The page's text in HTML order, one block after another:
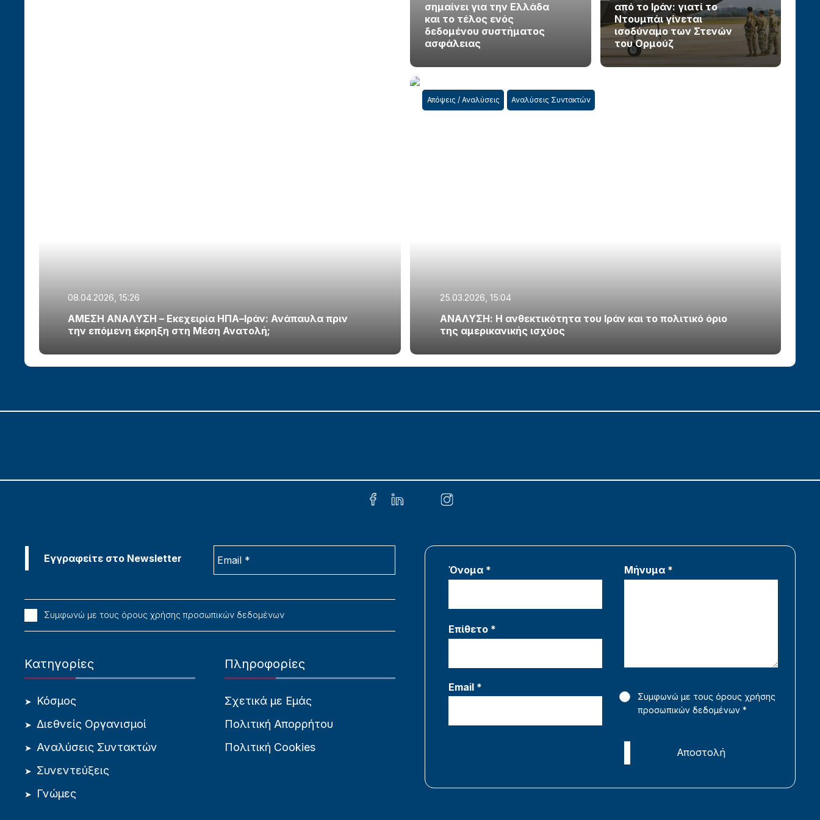
08.04.2026, 15:26
ΑΜΕΣΗ ΑΝΑΛΥΣΗ – Εκεχειρία ΗΠΑ–Ιράν: Ανάπαυλα πριν
την επόμενη έκρηξη στη Μέση Ανατολή;
σημαίνει για την Ελλάδα
και το τέλος ενός
δεδομένου συστήματος
ασφάλειας
από το Ιράν: γιατί το
Ντουμπάι γίνεται
ισοδύναμο των Στενών
του Ορμούζ
Απόψεις / Αναλύσεις Αναλύσεις Συντακτών
25.03.2026, 15:04
ΑΝΑΛΥΣΗ: Η ανθεκτικότητα του Ιράν και το πολιτικό όριο
της αμερικανικής ισχύος
Συμφωνώ με τους όρους χρήσης προσωπικών δεδομένων
Κατηγορίες
Κόσμος
Διεθνείς Οργανισμοί
Αναλύσεις Συντακτών
Συνεντεύξεις
Γνώμες
Πληροφορίες
Σχετικά με Εμάς
Πολιτική Απορρήτου
Πολιτική Cookies
Όνομα *
Επίθετο *
Email *
Μήνυμα *
Συμφωνώ με τους όρους χρήσης
προσωπικών δεδομένων *
Αποστολή